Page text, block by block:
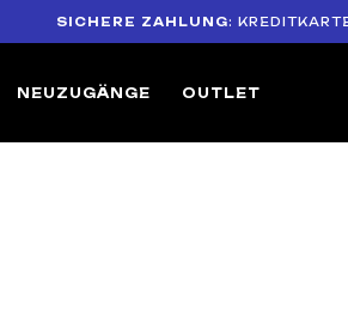
SICHERE ZAHLUNG: KREDITKARTEN &
NEUZUGÄNGE OUTLET